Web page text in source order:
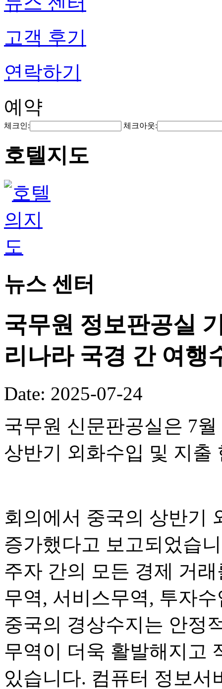
고객 후기
연락하기
예약
체크인: 체크아웃:
호텔지도
뉴스 센터
국무원 정보판공실
리나라 국경 간 여행
Date: 2025-07-24
국무원 신문판공실은 7
상반기 외화수입 및 지출
회의에서 중국의 상반기
증가했다고 보고되었습
주자 간의 모든 경제 거
무역, 서비스무역, 투자
중국의 경상수지는 안정
무역이 더욱 활발해지고
있습니다. 컴퓨터 정보서